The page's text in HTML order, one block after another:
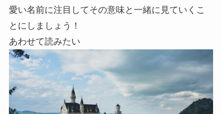
愛い名前に注目してその意味と一緒に見ていくこ
とにしましょう！
あわせて読みたい